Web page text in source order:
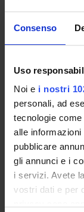
Consenso
Uso
Noi e i nostri
personali, ad
tecnologie
alle
pubblicare
gli annunci e i
i servizi. Avete
vostri dati e per
Segreteria della
Si occupa del
concernenti
Supporto
Servizio a cura
Salute
Il Gruppo di
hardware e
Medica e
Le richieste di
inoltrate
https://